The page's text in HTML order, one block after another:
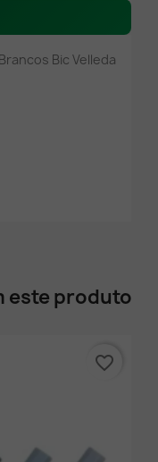
Bic Velleda
este produto
favorite_border